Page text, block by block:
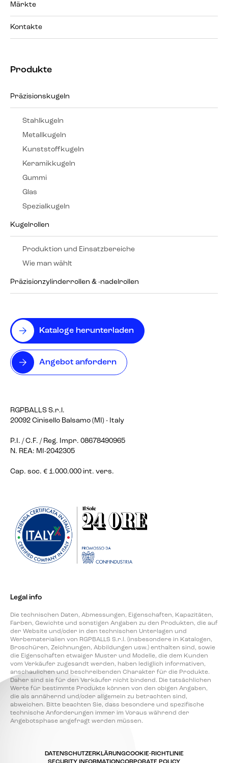
Kataloge herunterladen
Angebot anfordern
RGPBALLS S.r.l.
20092 Cinisello Balsamo (MI) - Italy
P.I. / C.F. / Reg. Impr. 08678490965
N. REA: MI-2042305
Cap. soc. € 1.000.000 int. vers.
Märkte
Kontakte
Produkte
Präzisionskugeln
Stahlkugeln
Metallkugeln
Kunststoffkugeln
Keramikkugeln
Gummi
Glas
Spezialkugeln
Kugelrollen
Produktion und Einsatzbereiche
Wie man wählt
Präzisionzylinderrollen & -nadelrollen
Legal info
Die technischen Daten, Abmessungen, Eigenschaften, Kapazitäten,
Farben, Gewichte und sonstigen Angaben zu den Produkten, die auf
der Website und/oder in den technischen Unterlagen und
Werbematerialien von RGPBALLS S.r.l. (insbesondere in Katalogen,
Broschüren, Zeichnungen, Abbildungen usw.) enthalten sind, sowie
die Eigenschaften etwaiger Muster und Modelle, die dem Kunden
vom Verkäufer zugesandt werden, haben lediglich informativen,
anschaulichen und beschreibenden Charakter für die Produkte.
Daher sind sie für den Verkäufer nicht bindend. Die tatsächlichen
Werte für bestimmte Produkte können von den obigen Angaben,
die als annähernd und/oder allgemein zu betrachten sind,
abweichen. Bitte beachten Sie, dass besondere und spezifische
technische Anforderungen immer im Voraus während der
Angebotsphase angefragt werden müssen.
DATENSCHUTZERKLÄRUNGCOOKIE-RICHTLINIE